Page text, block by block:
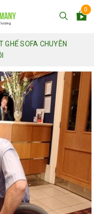
0
GHẾ SOFA CHUYÊN